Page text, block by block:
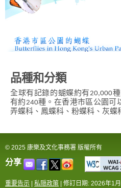
品種和分類
全球有記錄的蝴蝶約有20,000
有約240種。在香港市區公園可
弄蝶科、鳳蝶科、粉蝶科、灰蝶
© 2025 康樂及文化事務署 版權所有
分享
重要告示 私隠政策 修訂日期: 2026年1月